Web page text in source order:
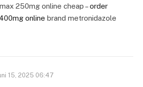
250mg online cheap –order
online brand metronidazole
15, 2025 06:47